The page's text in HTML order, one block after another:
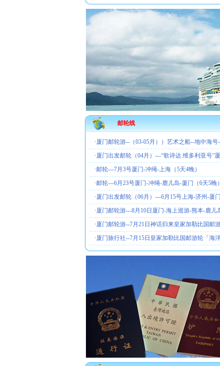
邮轮线
·厦门邮轮游--（03-05月））艺术之船--地中海
·厦门出发邮轮（04月）---“歌诗达.维多利亚号”
·邮轮---7月3号厦门-冲绳-上海（5天4晚）
·邮轮---6月23号厦门-冲绳-鹿儿岛-厦门（6天5晚
·厦门出发邮轮（06月）---6月15号上海-济州-厦
·厦门邮轮游---8月10日厦门-海上巡游-熊本-鹿
·厦门邮轮游--7月21日神话归来皇家加勒比国邮
·厦门旅行社--7月15日皇家加勒比国邮游轮「海